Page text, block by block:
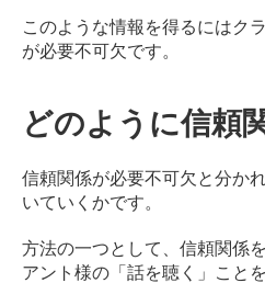
このような情報を得るにはク
が必要不可欠です。
どのように信頼
信頼関係が必要不可欠と分か
いていくかです。
方法の一つとして、信頼関係
アント様の「話を聴く」こと